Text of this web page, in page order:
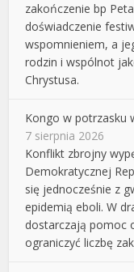
zakończenie bp
doświadczenie
wspomnieniem, a
rodzin i wspólnot
Chrystusa.
Kongo w potrzasku
7 sierpnia 2026
Konflikt zbrojny
Demokratycznej
się jednocześnie z
epidemią eboli. W
dostarczają pomoc
ograniczyć liczbę